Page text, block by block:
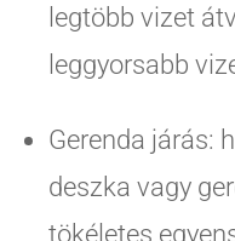
legtöbb vizet
leggyorsabb
Gerenda járás:
deszka vagy
tökéletes